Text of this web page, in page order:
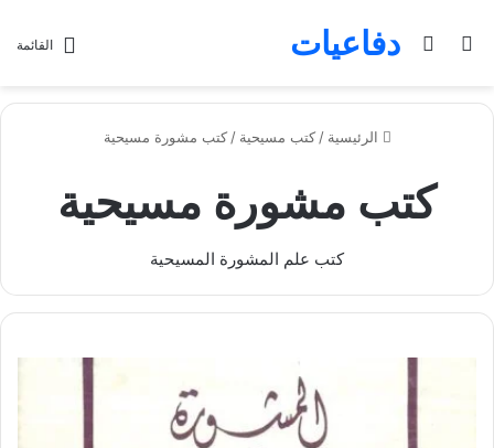
القائمة دفاعياتبحث عنالوضع المظلم
الرئيسية / كتب مسيحية / كتب مشورة مسيحية
كتب مشورة مسيحية
كتب علم المشورة المسيحية